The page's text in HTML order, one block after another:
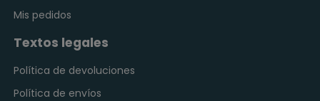
Mis pedidos
Textos legales
Política de devoluciones
Política de envíos